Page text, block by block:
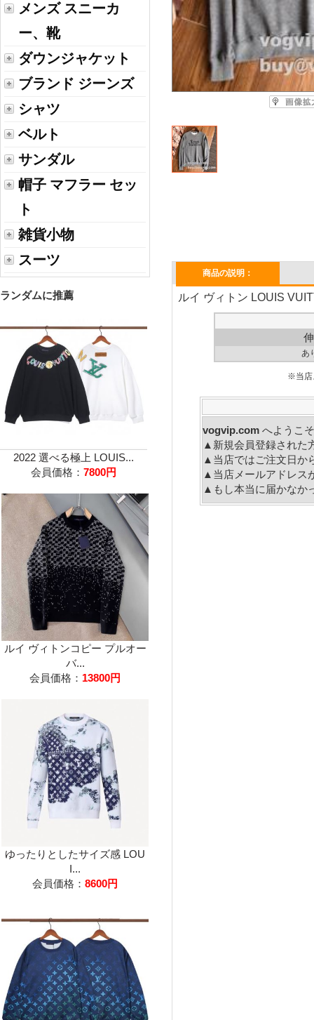
メンズ スニーカ
ー、靴
ダウンジャケット
ブランド ジーンズ
シャツ
ベルト
サンダル
帽子 マフラー セッ
ト
雑貨小物
スーツ
ランダムに推薦
2022 選べる極上 LOUIS...
会員価格： 7800円
ルイ ヴィトンコピー プルオー
バ...
会員価格： 13800円
ゆったりとしたサイズ感 LOU
I...
会員価格： 8600円
商品の説明：
ルイ ヴィトン LOUIS
あ
※当店
vogvip.com へ
▲新規会員登録された
▲当店ではご注文日か
▲当店メールアドレス
▲もし本当に届かなか